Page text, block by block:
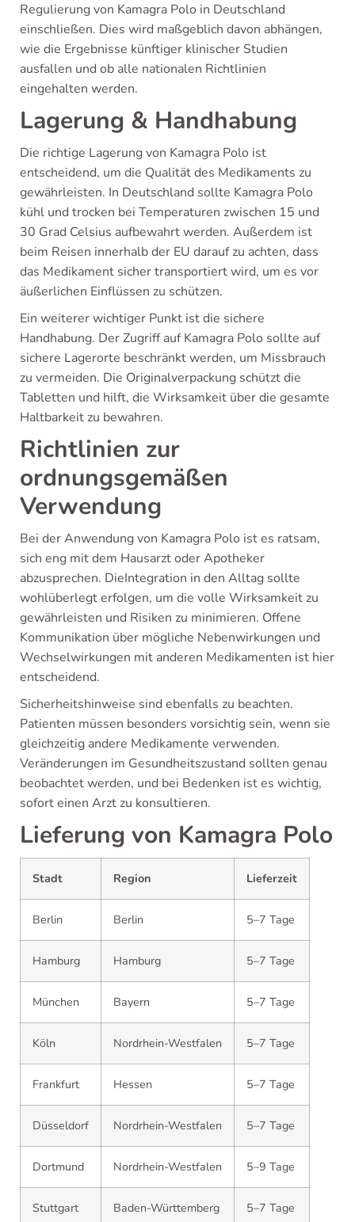
Regulierung von Kamagra Polo in Deutschland
einschließen. Dies wird maßgeblich davon abhängen,
wie die Ergebnisse künftiger klinischer Studien
ausfallen und ob alle nationalen Richtlinien
eingehalten werden.
Lagerung & Handhabung
Die richtige Lagerung von Kamagra Polo ist
entscheidend, um die Qualität des Medikaments zu
gewährleisten. In Deutschland sollte Kamagra Polo
kühl und trocken bei Temperaturen zwischen 15 und
30 Grad Celsius aufbewahrt werden. Außerdem ist
beim Reisen innerhalb der EU darauf zu achten, dass
das Medikament sicher transportiert wird, um es vor
äußerlichen Einflüssen zu schützen.
Ein weiterer wichtiger Punkt ist die sichere
Handhabung. Der Zugriff auf Kamagra Polo sollte auf
sichere Lagerorte beschränkt werden, um Missbrauch
zu vermeiden. Die Originalverpackung schützt die
Tabletten und hilft, die Wirksamkeit über die gesamte
Haltbarkeit zu bewahren.
Richtlinien zur
ordnungsgemäßen
Verwendung
Bei der Anwendung von Kamagra Polo ist es ratsam,
sich eng mit dem Hausarzt oder Apotheker
abzusprechen. DieIntegration in den Alltag sollte
wohlüberlegt erfolgen, um die volle Wirksamkeit zu
gewährleisten und Risiken zu minimieren. Offene
Kommunikation über mögliche Nebenwirkungen und
Wechselwirkungen mit anderen Medikamenten ist hier
entscheidend.
Sicherheitshinweise sind ebenfalls zu beachten.
Patienten müssen besonders vorsichtig sein, wenn sie
gleichzeitig andere Medikamente verwenden.
Veränderungen im Gesundheitszustand sollten genau
beobachtet werden, und bei Bedenken ist es wichtig,
sofort einen Arzt zu konsultieren.
Lieferung von Kamagra Polo
Stadt Region Lieferzeit
Berlin Berlin 5–7 Tage
Hamburg Hamburg 5–7 Tage
München Bayern 5–7 Tage
Köln Nordrhein-Westfalen 5–7 Tage
Frankfurt Hessen 5–7 Tage
Düsseldorf Nordrhein-Westfalen 5–7 Tage
Dortmund Nordrhein-Westfalen 5–9 Tage
Stuttgart Baden-Württemberg 5–7 Tage